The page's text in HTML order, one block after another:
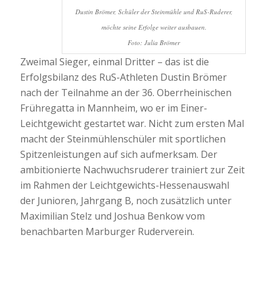
Dustin Brömer, Schüler der Steinmühle und RuS-Ruderer,
möchte seine Erfolge weiter ausbauen.
Foto: Julia Brömer
Zweimal Sieger, einmal Dritter – das ist die
Erfolgsbilanz des RuS-Athleten Dustin Brömer
nach der Teilnahme an der 36. Oberrheinischen
Frühregatta in Mannheim, wo er im Einer-
Leichtgewicht gestartet war. Nicht zum ersten Mal
macht der Steinmühlenschüler mit sportlichen
Spitzenleistungen auf sich aufmerksam. Der
ambitionierte Nachwuchsruderer trainiert zur Zeit
im Rahmen der Leichtgewichts-Hessenauswahl
der Junioren, Jahrgang B, noch zusätzlich unter
Maximilian Stelz und Joshua Benkow vom
benachbarten Marburger Ruderverein.